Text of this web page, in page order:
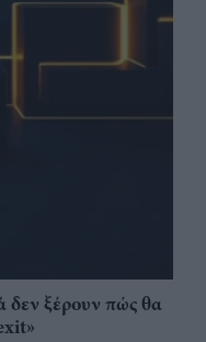
δεν ξέρουν πώς θα